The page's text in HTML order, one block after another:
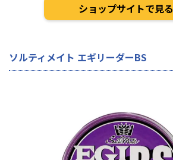
ショップサイトで見る
ソルティメイト エギリーダーBS